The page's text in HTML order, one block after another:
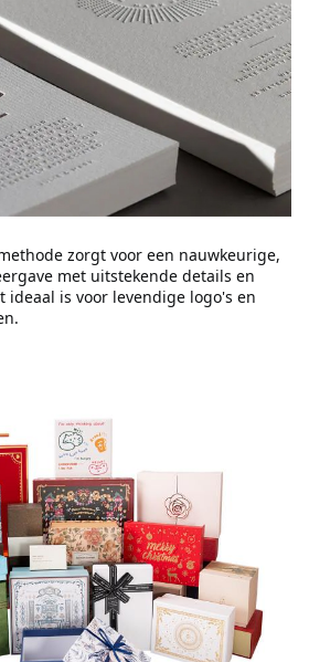
zorgt voor een nauwkeurige,
met uitstekende details en
ideaal is voor levendige logo's en